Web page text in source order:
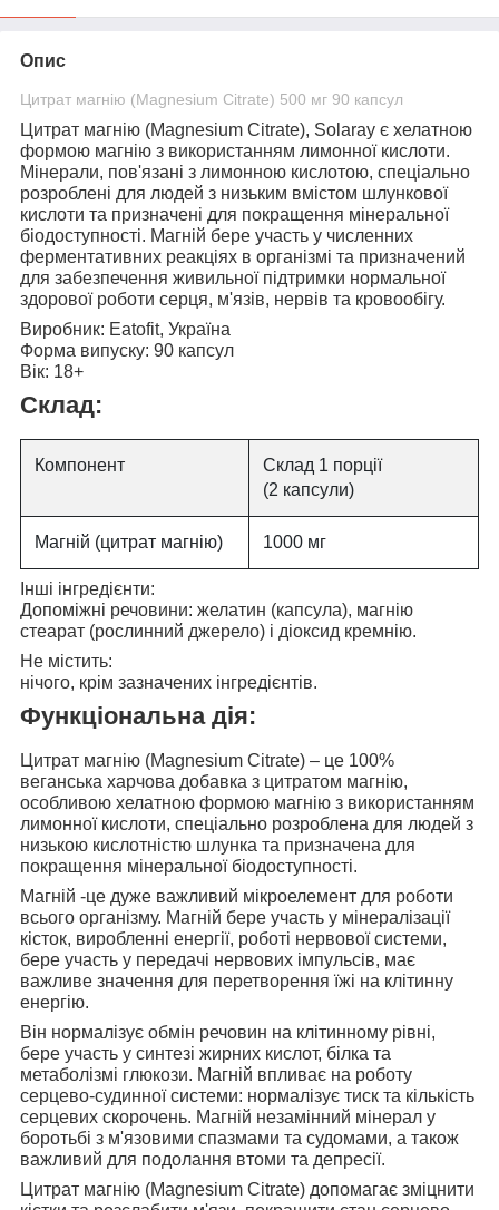
Опис
Цитрат магнію (Magnesium Citrate) 500 мг 90 капсул
Цитрат магнію (Magnesium Citrate), Solaray є хелатною
формою магнію з використанням лимонної кислоти.
Мінерали, пов'язані з лимонною кислотою, спеціально
розроблені для людей з низьким вмістом шлункової
кислоти та призначені для покращення мінеральної
біодоступності. Магній бере участь у численних
ферментативних реакціях в організмі та призначений
для забезпечення живильної підтримки нормальної
здорової роботи серця, м'язів, нервів та кровообігу.
Виробник: Eatofit, Україна
Форма випуску: 90 капсул
Вік: 18+
Склад:
Компонент
Склад 1 порції
(2 капсули)
Магній (цитрат магнію) 1000 мг
Інші інгредієнти:
Допоміжні речовини: желатин (капсула), магнію
стеарат (рослинний джерело) і діоксид кремнію.
Не містить:
нічого, крім зазначених інгредієнтів.
Функціональна дія:
Цитрат магнію (Magnesium Citrate) – це 100%
веганська харчова добавка з цитратом магнію,
особливою хелатною формою магнію з використанням
лимонної кислоти, спеціально розроблена для людей з
низькою кислотністю шлунка та призначена для
покращення мінеральної біодоступності.
Магній -це дуже важливий мікроелемент для роботи
всього організму. Магній бере участь у мінералізації
кісток, виробленні енергії, роботі нервової системи,
бере участь у передачі нервових імпульсів, має
важливе значення для перетворення їжі на клітинну
енергію.
Він нормалізує обмін речовин на клітинному рівні,
бере участь у синтезі жирних кислот, білка та
метаболізмі глюкози. Магній впливає на роботу
серцево-судинної системи: нормалізує тиск та кількість
серцевих скорочень. Магній незамінний мінерал у
боротьбі з м'язовими спазмами та судомами, а також
важливий для подолання втоми та депресії.
Цитрат магнію (Magnesium Citrate) допомагає зміцнити